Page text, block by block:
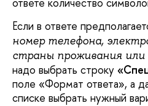
Если в ответе
номер телефона,
страны проживания или
надо выбрать строку
поле «Формат ответа», а
списке выбрать нужный